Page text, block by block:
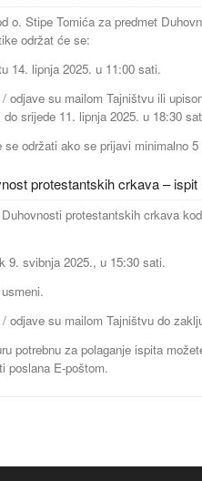
o. Stipe Tomića za predmet
održat će se:
14. lipnja 2025. u 11:00 sati.
odjave su mailom Tajništvu ili
do srijede 11. lipnja 2025. u 18:30
se održati ako se prijavi minimalno
protestantskih crkava – ispit
protestantskih crkava
9. svibnja 2025., u 15:30 sati.
odjave su mailom Tajništvu do
potrebnu za polaganje ispita
poslana E-poštom.